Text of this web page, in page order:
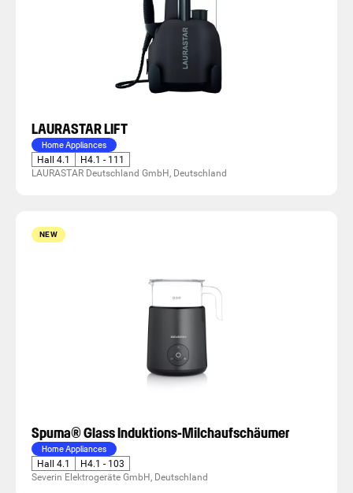
LAURASTAR LIFT
Home Appliances
Hall 4.1
H4.1 - 111
LAURASTAR Deutschland GmbH, Deutschland
NEW
Spuma® Glass Induktions-Milchaufschäumer
Home Appliances
Hall 4.1
H4.1 - 103
Severin Elektrogeräte GmbH, Deutschland